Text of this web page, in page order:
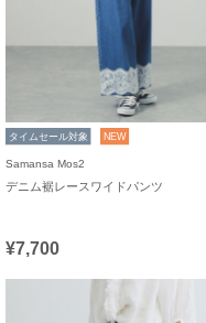
タイムセール対象 NEW
Samansa Mos2
デニム裾レースワイドパンツ
¥7,700